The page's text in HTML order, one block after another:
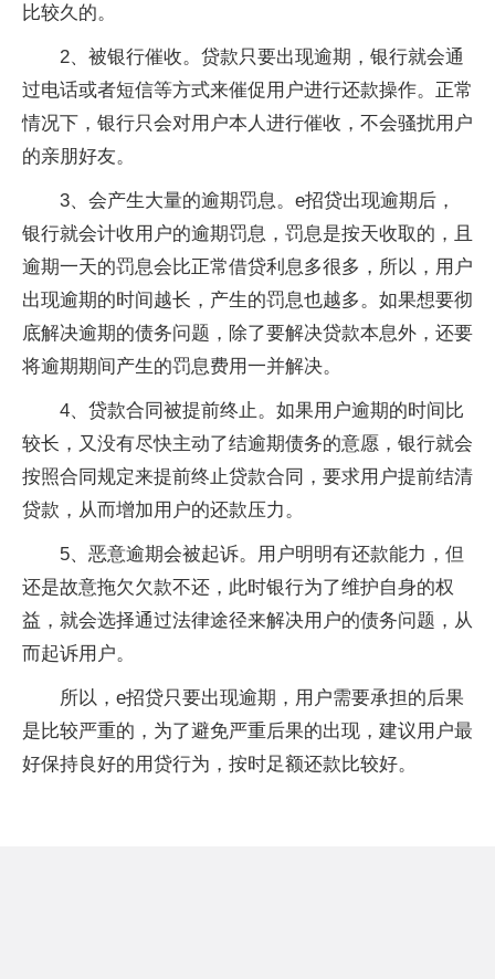
比较久的。
2、被银行催收。贷款只要出现逾期，银行就会通
过电话或者短信等方式来催促用户进行还款操作。正常
情况下，银行只会对用户本人进行催收，不会骚扰用户
的亲朋好友。
3、会产生大量的逾期罚息。e招贷出现逾期后，
银行就会计收用户的逾期罚息，罚息是按天收取的，且
逾期一天的罚息会比正常借贷利息多很多，所以，用户
出现逾期的时间越长，产生的罚息也越多。如果想要彻
底解决逾期的债务问题，除了要解决贷款本息外，还要
将逾期期间产生的罚息费用一并解决。
4、贷款合同被提前终止。如果用户逾期的时间比
较长，又没有尽快主动了结逾期债务的意愿，银行就会
按照合同规定来提前终止贷款合同，要求用户提前结清
贷款，从而增加用户的还款压力。
5、恶意逾期会被起诉。用户明明有还款能力，但
还是故意拖欠欠款不还，此时银行为了维护自身的权
益，就会选择通过法律途径来解决用户的债务问题，从
而起诉用户。
所以，e招贷只要出现逾期，用户需要承担的后果
是比较严重的，为了避免严重后果的出现，建议用户最
好保持良好的用贷行为，按时足额还款比较好。